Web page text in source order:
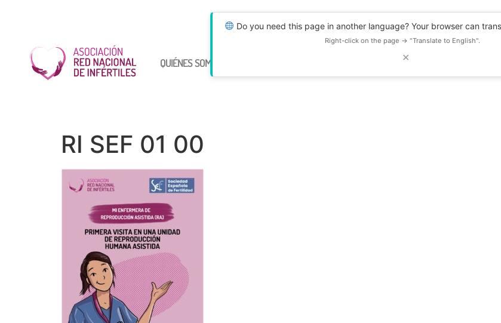
Do you need this page in another language? Your browser can
Right-click on the page → "Translate to English".
✕
QUIÉNES SOMOS RECURSOS
RI SEF 01 00